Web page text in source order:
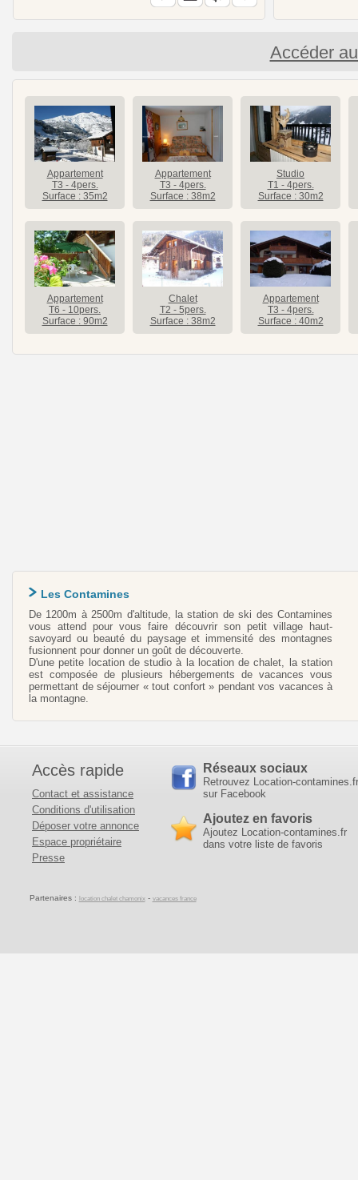
Accéder
Appartement
T3 - 4pers.
Surface : 35m2
Appartement
T3 - 4pers.
Surface : 38m2
Studio
T1 - 4pers.
Surface : 30m2
Appartement
T6 - 10pers.
Surface : 90m2
Chalet
T2 - 5pers.
Surface : 38m2
Appartement
T3 - 4pers.
Surface : 40m2
Les Contamines
De 1200m à 2500m d'altitude, la station de ski des Contamines
vous attend pour vous faire découvrir son petit village haut-
savoyard ou beauté du paysage et immensité des montagnes
fusionnent pour donner un goût de découverte.
D'une petite location de studio à la location de chalet, la station
est composée de plusieurs hébergements de vacances vous
permettant de séjourner « tout confort » pendant vos vacances à
la montagne.
Accès rapide
Contact et assistance
Conditions d'utilisation
Déposer votre annonce
Espace propriétaire
Presse
Réseaux sociaux
Retrouvez Location-contamines.fr
sur Facebook
Ajoutez en favoris
Ajoutez Location-contamines.fr
dans votre liste de favoris
Partenaires : location chalet chamonix- vacances france